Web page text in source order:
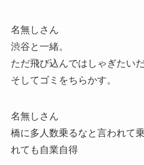
名無しさん
渋谷と一緒。
ただ飛び込んではしゃぎたい
そしてゴミをちらかす。
名無しさん
橋に多人数乗るなと言われて
れても自業自得